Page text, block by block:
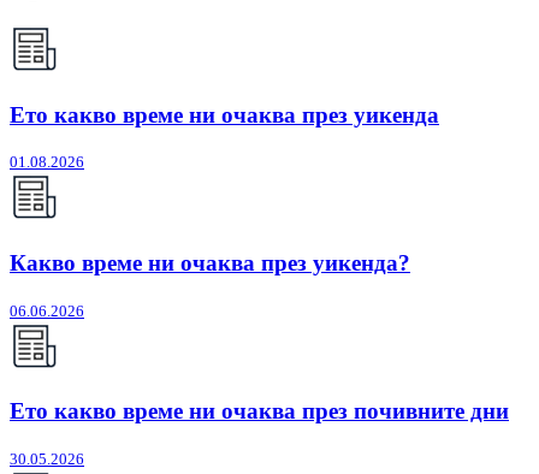
Ето какво време ни очаква през уикенда
01.08.2026
Какво време ни очаква през уикенда?
06.06.2026
Ето какво време ни очаква през почивните дни
30.05.2026